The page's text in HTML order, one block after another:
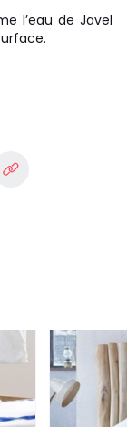
l’eau de Javel